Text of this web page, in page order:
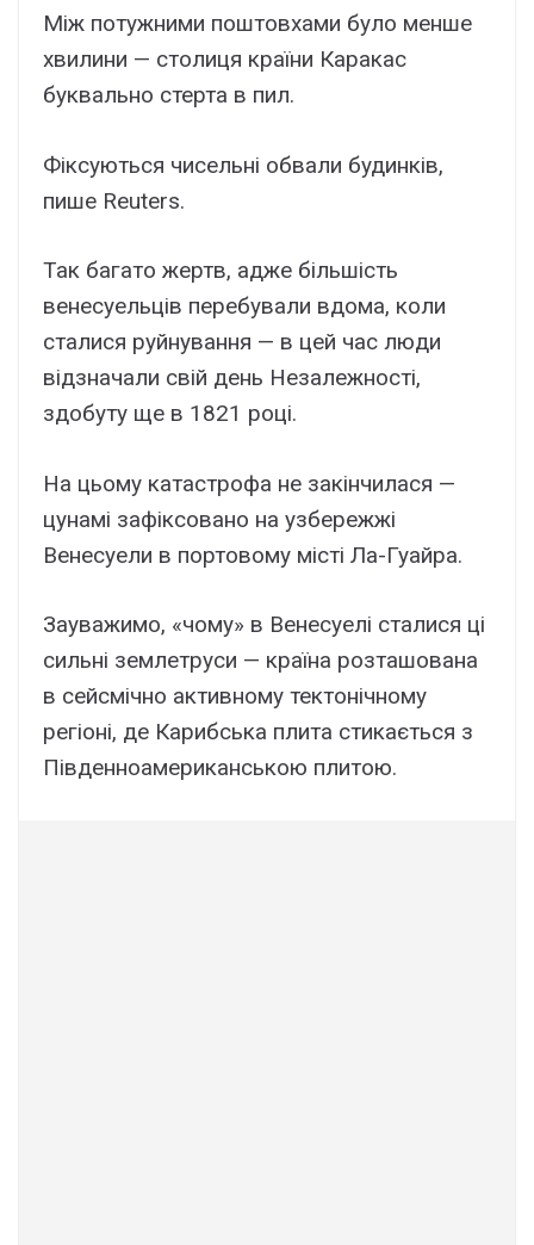
Між потужними поштовхами було менше
хвилини — столиця країни Каракас
буквально стерта в пил.
Фіксуються чисельні обвали будинків,
пише Reuters.
Так багато жертв, адже більшість
венесуельців перебували вдома, коли
сталися руйнування — в цей час люди
відзначали свій день Незалежності,
здобуту ще в 1821 році.
На цьому катастрофа не закінчилася —
цунамі зафіксовано на узбережжі
Венесуели в портовому місті Ла-Гуайра.
Зауважимо, «чому» в Венесуелі сталися ці
сильні землетруси — країна розташована
в сейсмічно активному тектонічному
регіоні, де Карибська плита стикається з
Південноамериканською плитою.